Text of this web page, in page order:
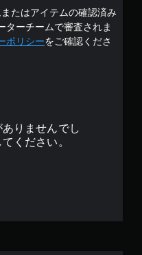
たはアイテムの確認済み
ターチームで審査されま
ポリシーをご確認くださ
りませんでし
ください。